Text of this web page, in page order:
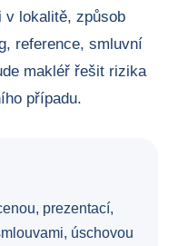
v lokalitě, způsob
reference, smluvní
makléř řešit rizika
případu.
prezentací,
úschovou